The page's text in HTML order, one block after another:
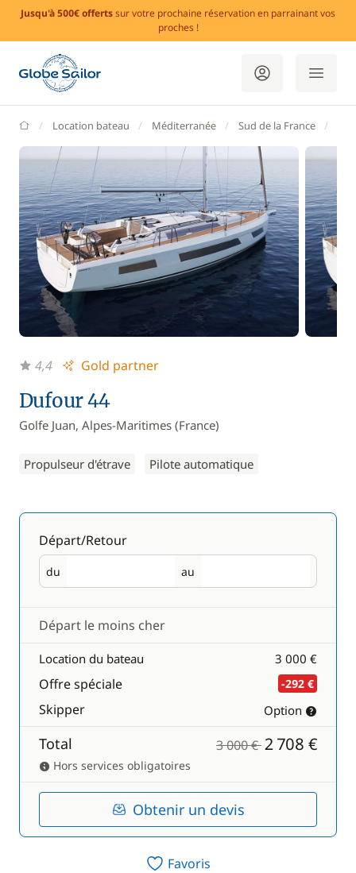
Jusqu'à 500€ offertssur votre prochaine réservation en parrainant vos
proches !
GlobeSailor
Location bateau Méditerranée Sud de la France
Dufour 44
Golfe Juan, Alpes-Maritimes (France)
Propulseur d'étrave Pilote automatique
4,4 Gold partner
Départ/Retour
du
Départ au
Retour
Départ le moins cher
Location du bateau 3 000 €
Offre spéciale -292 €
Skipper Option
Total 3 000 €2 708 €
Hors services obligatoires
Obtenir un devis
Favoris